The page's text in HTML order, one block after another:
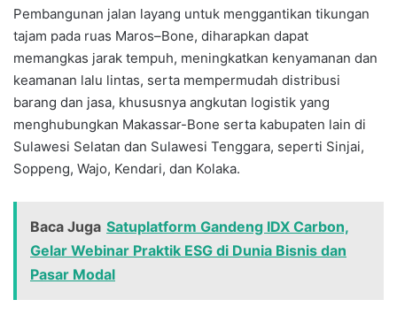
Pembangunan jalan layang untuk menggantikan tikungan
tajam pada ruas Maros–Bone, diharapkan dapat
memangkas jarak tempuh, meningkatkan kenyamanan dan
keamanan lalu lintas, serta mempermudah distribusi
barang dan jasa, khususnya angkutan logistik yang
menghubungkan Makassar-Bone serta kabupaten lain di
Sulawesi Selatan dan Sulawesi Tenggara, seperti Sinjai,
Soppeng, Wajo, Kendari, dan Kolaka.
Baca Juga Satuplatform Gandeng IDX Carbon,
Gelar Webinar Praktik ESG di Dunia Bisnis dan
Pasar Modal